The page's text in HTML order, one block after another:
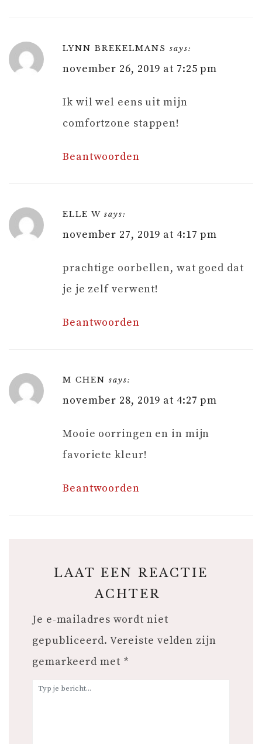
LYNN BREKELMANS says:
november 26, 2019 at 7:25 pm
Ik wil wel eens uit mijn
comfortzone stappen!
Beantwoorden
ELLE W says:
november 27, 2019 at 4:17 pm
prachtige oorbellen, wat goed dat
je je zelf verwent!
Beantwoorden
M CHEN says:
november 28, 2019 at 4:27 pm
Mooie oorringen en in mijn
favoriete kleur!
Beantwoorden
LAAT EEN REACTIE
ACHTER
Je e-mailadres wordt niet
gepubliceerd. Vereiste velden zijn
gemarkeerd met *